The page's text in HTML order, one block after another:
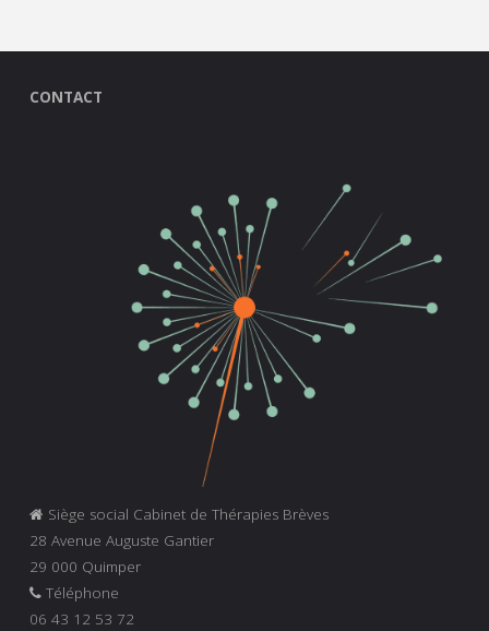
CONTACT
Siège social Cabinet de Thérapies Brèves
28 Avenue Auguste Gantier
29 000 Quimper
Téléphone
06 43 12 53 72